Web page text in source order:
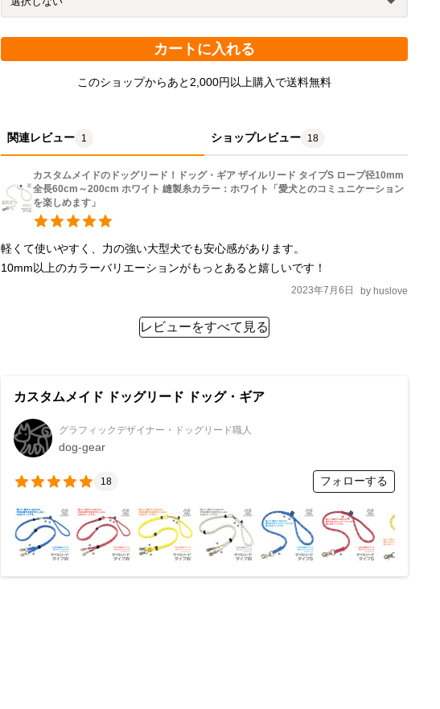
カートに入れる
このショップからあと2,000円以上購入で送料無料
関連レビュー 1 ショップレビュー 18
カスタムメイドのドッグリード！ドッグ・ギア ザイルリード タイプS ロープ径10mm
全長60cm～200cm ホワイト 縫製糸カラー：ホワイト「愛犬とのコミュニケーション
を楽しめます」
軽くて使いやすく、力の強い大型犬でも安心感があります。
10mm以上のカラーバリエーションがもっとあると嬉しいです！
2023年7月6日 by huslove
レビューをすべて見る
カスタムメイド ドッグリード ドッグ・ギア
グラフィックデザイナー・ドッグリード職人
dog-gear
18 フォローする